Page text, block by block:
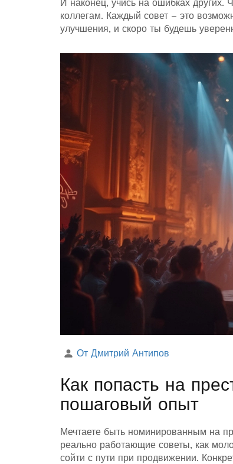
И наконец, учись на ошибках других.
коллегам. Каждый совет – это
улучшения, и скоро ты будешь
От Дмитрий Антипов
Как попасть на
пошаговый опыт
Мечтаете быть номинированным на
реально работающие советы, как
сойти с пути при продвижении.